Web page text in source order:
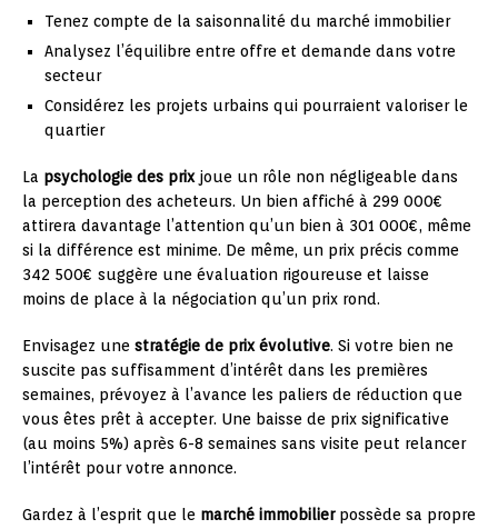
Tenez compte de la saisonnalité du marché immobilier
Analysez l’équilibre entre offre et demande dans votre
secteur
Considérez les projets urbains qui pourraient valoriser le
quartier
La psychologie des prixjoue un rôle non négligeable dans
la perception des acheteurs. Un bien affiché à 299 000€
attirera davantage l’attention qu’un bien à 301 000€, même
si la différence est minime. De même, un prix précis comme
342 500€ suggère une évaluation rigoureuse et laisse
moins de place à la négociation qu’un prix rond.
Envisagez une stratégie de prix évolutive. Si votre bien ne
suscite pas suffisamment d’intérêt dans les premières
semaines, prévoyez à l’avance les paliers de réduction que
vous êtes prêt à accepter. Une baisse de prix significative
(au moins 5%) après 6-8 semaines sans visite peut relancer
l’intérêt pour votre annonce.
Gardez à l’esprit que le marché immobilierpossède sa propre